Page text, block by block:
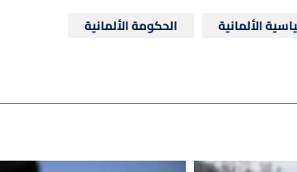
الألمانية الحكومة الألمانية